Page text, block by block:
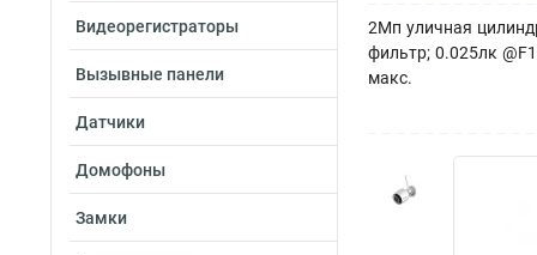
Видеорегистраторы
Вызывные панели
Датчики
Домофоны
Замки
2Мп уличная
фильтр; 0.025лк
макс.